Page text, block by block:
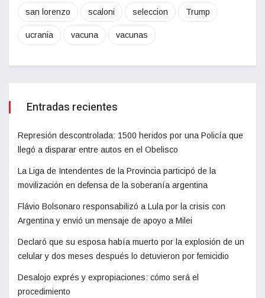
san lorenzo scaloni seleccion Trump
ucrania vacuna vacunas
Entradas recientes
Represión descontrolada: 1500 heridos por una Policía que
llegó a disparar entre autos en el Obelisco
La Liga de Intendentes de la Provincia participó de la
movilización en defensa de la soberanía argentina
Flávio Bolsonaro responsabilizó a Lula por la crisis con
Argentina y envió un mensaje de apoyo a Milei
Declaró que su esposa había muerto por la explosión de un
celular y dos meses después lo detuvieron por femicidio
Desalojo exprés y expropiaciones: cómo será el
procedimiento